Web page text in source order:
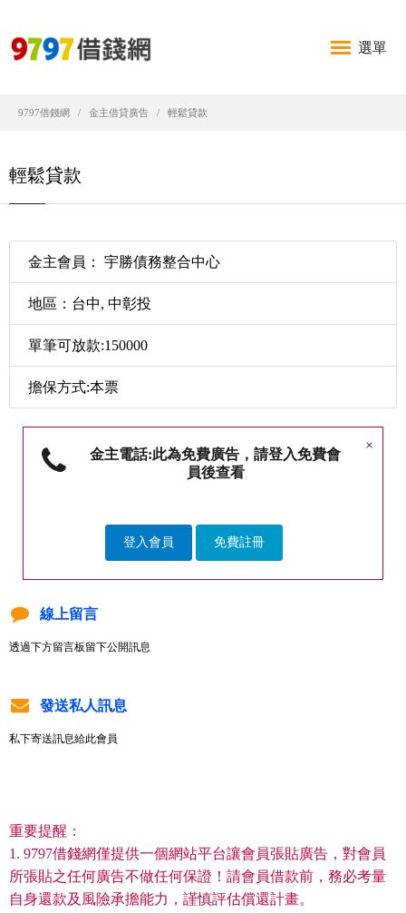
選單
9797借錢網 金主借貸廣告 輕鬆貸款
輕鬆貸款
金主會員： 宇勝債務整合中心
地區：台中, 中彰投
單筆可放款:150000
擔保方式:本票
×
金主電話:此為免費廣告，請登入免費會
員後查看
登入會員 免費註冊
線上留言
透過下方留言板留下公開訊息
發送私人訊息
私下寄送訊息給此會員
重要提醒：
1. 9797借錢網僅提供一個網站平台讓會員張貼廣告，對會員
所張貼之任何廣告不做任何保證！請會員借款前，務必考量
自身還款及風險承擔能力，謹慎評估償還計畫。